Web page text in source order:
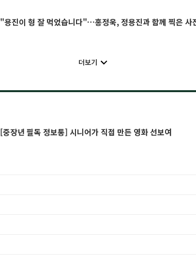
"용진이 형 잘 먹었습니다"…홍정욱, 정용진과 함께 찍은 사
더보기
[중장년 필독 정보통] 시니어가 직접 만든 영화 선보여